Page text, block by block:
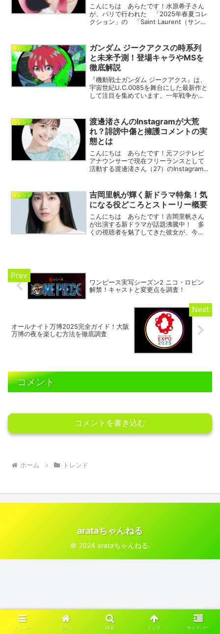
こんにちは あらたです！水原希子さん
が、パリで行われた 「2025年春夏コレ
クション」の 「Saint Laurent（サンロ
ルードレスは、胸元がパックリと開きバ
ストト...
トレンド
ガンダム ジークアクスの時系列
と未来予測！登場キャラやMSを
徹底解説
『機動戦士ガンダム ジークアクス』は、
宇宙世紀U.C.0085を舞台にした最新作と
して注目を集めています。一年戦争から5
（MS）が多数登場し、ファンの間で話題
沸騰中です。本...
トレンド
渡邊渚さんのInstagramが大荒
れ？誹謗中傷と擁護コメントの実
態とは
こんにちは あらたです！元フジテレビ
アナウンサーで現在フリーランスとして
活動する渡邊渚さん（27）のInstagram
擁護コメントも交錯しています。本記事
では、コメント...
トレンド
吉岡里帆が輝く新ドラマ特集！気
になる役どころとストーリー概要
こんにちは あらたです！吉岡里帆さん
が出演する新ドラマが話題沸騰中！ 多
くの視聴者を魅了してきた彼女が、今回
ワンピース実写シーズン2 ニコ・ロビン
解禁！キャストと変更点を調査！
オールナイト万博2025完全ガイド！大阪
万博の夜を楽しむ方法を徹底調査
コメント
コメントを書き込む
ホーム トレンド
arataちゃんねる
© 2024 arataちゃんねる.
メニュー ホーム 検索 トップ サイドバー